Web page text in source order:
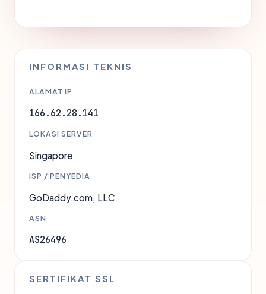
INFORMASI TEKNIS
ALAMAT IP
166.62.28.141
LOKASI SERVER
Singapore
ISP / PENYEDIA
GoDaddy.com, LLC
ASN
AS26496
SERTIFIKAT SSL